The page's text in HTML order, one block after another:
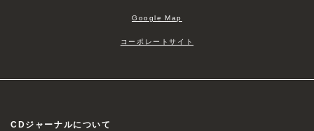
Google Map
コーポレートサイト
CDジャーナルについて